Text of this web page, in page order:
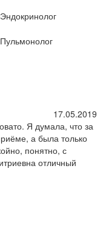
17.05.2019
Я думала, что за
а была только
понятно, с
отличный